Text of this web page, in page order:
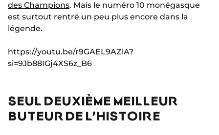
des Champions. Mais le numéro 10 monégasque
est surtout rentré un peu plus encore dans la
légende.
https://youtu.be/r9GAEL9AZlA?
si=9Jb88IGj4XS6z_B6
SEUL DEUXIÈME MEILLEUR
BUTEUR DE L’HISTOIRE